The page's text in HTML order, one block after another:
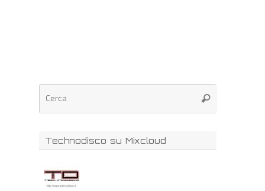
Technodisco su Mixcloud